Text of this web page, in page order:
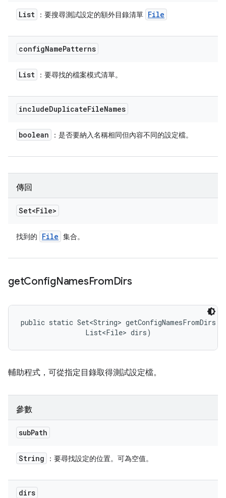
List ：要搜尋測試設定的額外目錄清單 File
configNamePatterns
List ：要尋找的檔案模式清單。
includeDuplicateFileNames
boolean ：是否要納入名稱相同但內容不同的設定檔。
傳回
Set<File>
找到的 File 集合。
getConfigNamesFromDirs
public static Set<String>
                List<File> dirs)
輔助程式，可從指定目錄取得測試設定檔。
參數
subPath
String ：要尋找設定的位置。可為空值。
dirs